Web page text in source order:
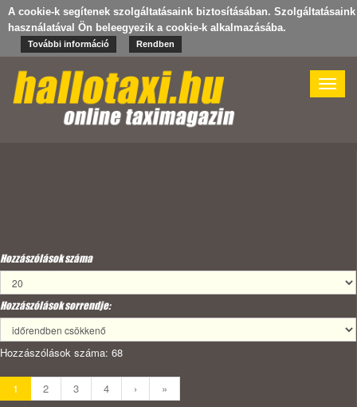
A cookie-k segítenek szolgáltatásaink biztosításában. Szolgáltatásaink
használatával Ön beleegyezik a cookie-k alkalmazásába.
További információ Rendben
Toggle
Hozzászólások száma
Hozzászólások sorrendje:
Hozzászólások száma: 68
1 2 3 4 › »